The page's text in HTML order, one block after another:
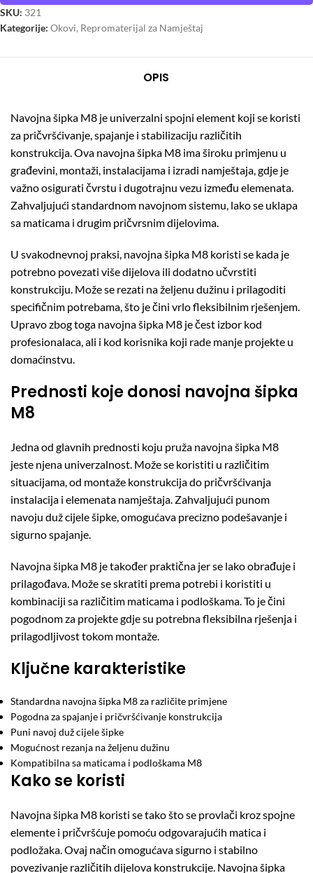
SKU: 321
Kategorije: Okovi, Repromaterijal za Namještaj
OPIS
Navojna šipka M8 je univerzalni spojni element koji se koristi
za pričvršćivanje, spajanje i stabilizaciju različitih
konstrukcija. Ova navojna šipka M8 ima široku primjenu u
građevini, montaži, instalacijama i izradi namještaja, gdje je
važno osigurati čvrstu i dugotrajnu vezu između elemenata.
Zahvaljujući standardnom navojnom sistemu, lako se uklapa
sa maticama i drugim pričvrsnim dijelovima.
U svakodnevnoj praksi, navojna šipka M8 koristi se kada je
potrebno povezati više dijelova ili dodatno učvrstiti
konstrukciju. Može se rezati na željenu dužinu i prilagoditi
specifičnim potrebama, što je čini vrlo fleksibilnim rješenjem.
Upravo zbog toga navojna šipka M8 je čest izbor kod
profesionalaca, ali i kod korisnika koji rade manje projekte u
domaćinstvu.
Prednosti koje donosi navojna šipka
M8
Jedna od glavnih prednosti koju pruža navojna šipka M8
jeste njena univerzalnost. Može se koristiti u različitim
situacijama, od montaže konstrukcija do pričvršćivanja
instalacija i elemenata namještaja. Zahvaljujući punom
navoju duž cijele šipke, omogućava precizno podešavanje i
sigurno spajanje.
Navojna šipka M8 je također praktična jer se lako obrađuje i
prilagođava. Može se skratiti prema potrebi i koristiti u
kombinaciji sa različitim maticama i podloškama. To je čini
pogodnom za projekte gdje su potrebna fleksibilna rješenja i
prilagodljivost tokom montaže.
Ključne karakteristike
Standardna navojna šipka M8 za različite primjene
Pogodna za spajanje i pričvršćivanje konstrukcija
Puni navoj duž cijele šipke
Mogućnost rezanja na željenu dužinu
Kompatibilna sa maticama i podloškama M8
Kako se koristi
Navojna šipka M8 koristi se tako što se provlači kroz spojne
elemente i pričvršćuje pomoću odgovarajućih matica i
podložaka. Ovaj način omogućava sigurno i stabilno
povezivanje različitih dijelova konstrukcije. Navojna šipka